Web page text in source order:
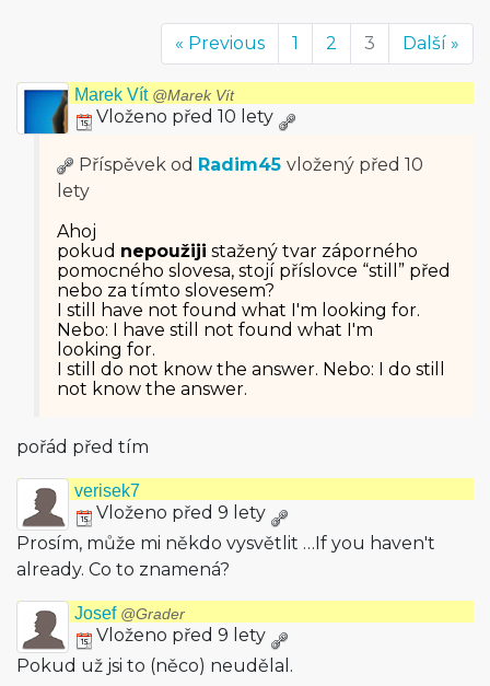
« Previous 1 2 3 Další »
Marek Vít @Marek Vít
Vloženo před 10 lety
Příspěvek od Radim45 vložený před 10
lety
Ahoj
pokud nepoužiji stažený tvar záporného
pomocného slovesa, stojí příslovce “still” před
nebo za tímto slovesem?
I still have not found what I'm looking for.
Nebo: I have still not found what I'm
looking for.
I still do not know the answer. Nebo: I do still
not know the answer.
pořád před tím
verisek7
Vloženo před 9 lety
Prosím, může mi někdo vysvětlit …If you haven't
already. Co to znamená?
Josef @Grader
Vloženo před 9 lety
Pokud už jsi to (něco) neudělal.